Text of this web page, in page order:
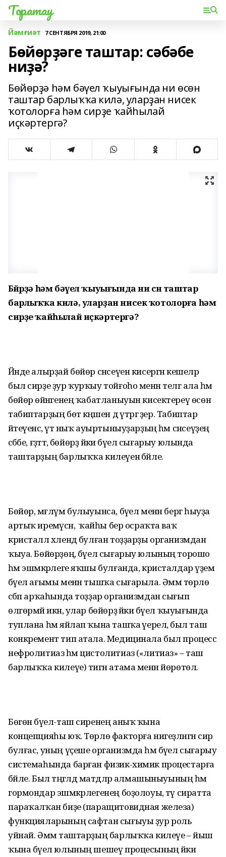
Торатау
Йәмғиәт 7 СЕНТЯБРЯ 2019, 21:00
Бөйөрҙәге таштар: сәбәбе
ниҙә?
Бөйөрҙә һәм бәүел ҡыуығында ни өсөн
таштар барлыҡҡа килә, уларҙан нисек
ҡотолорға һәм сирҙе ҡайһылай
иҫкәртергә?
Бөйөрҙә һәм бәүел ҡыуығында ни өсөн таштар
барлыҡҡа килә, уларҙан нисек ҡотолорға һәм
сирҙе ҡайһылай иҫкәртергә?
Йәнде алырҙай бөйөр сәнсеүен кисергән кешеләр
был сирҙе ҙур ҡурҡыу тойғоһо менән телгә ала һәм
бөйөр өйәнәгенең ҡабатланыуын кисектереү өсөн
табиптарҙың бөтә кәңәшен дә үтәргә әҙер. Табиптар
әйтеүенсә, үтә ныҡ ауыртыныуҙарҙың һәм сәнсеүҙең
сәбәбе, ғәҙәттә, бөйөрҙә йәки бәүел сығарыу юлында
таштарҙың барлыҡҡа килеүенә бәйле.
Бөйөр, мәғлүм булыуынса, бәүел менән бергә һыуҙа
артыҡ иремәүсән, ә ҡайһы бер осраҡта ваҡ
кристалл хәлендә булған тоҙҙарҙы организмдан
ҡыуа. Бөйөрҙөң, бәүел сығарыу юлының торошо
һәм эшмәкәрлеге яҡшы булғанда, кристалдар әүҙем
бәүел ағымы менән тышҡа сығарыла. Әммә төрлө
сәбәп арҡаһында тоҙҙар организмдан сығып
өлгөрмәй икән, улар бөйөрҙә йәки бәүел ҡыуығында
туплана һәм яйлап ҡына ташҡа әүерелә, был таш
конкремент тип атала. Медицинала был процесс
нефролитиаз һәм цистолитиаз («литиаз» – таш
барлыҡҡа килеүе) тигән атама менән йөрөтөлә.
Бөгөн бәүел-таш сиренең аныҡ ҡына
концепцияһы юҡ. Төрлө факторға нигеҙләнгән сир
булғас, уның үҫеше организмда һәм бәүел сығарыу
системаһында барған физик-химик процестарға
бәйле. Был тәңгәлдә матдәләр алма­шыныуының һәм
гормондар эшмәкәрлегенең боҙолоуы, тәү сиратта
параҡалҡан биҙе (паращитовидная железа)
функция­ларының сафтан сығыуы ҙур роль
уйнай. Әммә таштарҙың барлыҡҡа килеүе – йыш
ҡына бәүел юлының шешеү процесының йәки